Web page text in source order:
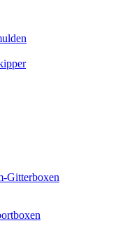
Gitterboxen